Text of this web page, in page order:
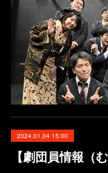
2024.01.04 15:00